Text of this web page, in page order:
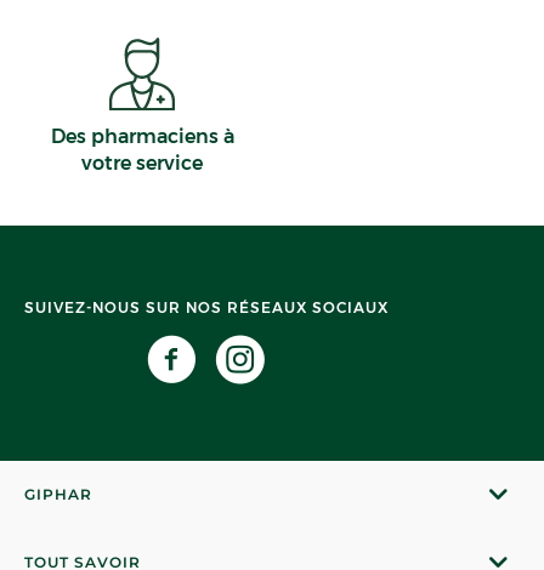
Des pharmaciens à
votre service
SUIVEZ-NOUS SUR NOS RÉSEAUX SOCIAUX
GIPHAR
TOUT SAVOIR